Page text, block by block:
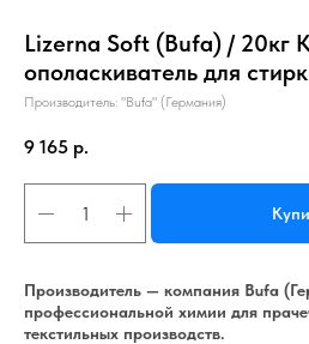
Lizerna Soft (Bufa) / 20кг
ополаскиватель для
Производитель: "Bufa" (Германия)
9 165 р.
Производитель — компания Bufa
профессиональной химии для
текстильных производств.